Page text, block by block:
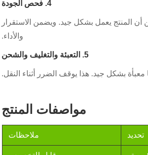
4. فحص الجودة
أن المنتج يعمل بشكل جيد. ويضمن الاستقرار
والأداء.
5. التعبئة والتغليف والشحن
بشكل جيد. هذا يوقف الضرر أثناء النقل.
مواصفات المنتج
تحديد ملاحظات